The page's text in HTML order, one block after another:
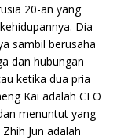
20-an yang
Dia
sambil berusaha
dan hubungan
ketika dua pria
Kai adalah CEO
menuntut yang
Jun adalah